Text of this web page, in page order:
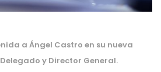
a Ángel Castro en su nueva
y Director General.